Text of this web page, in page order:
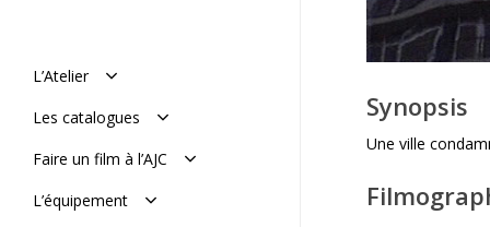
L’Atelier
Manifeste
Histoire : de 1977 à aujourd’hui
L’équipe
Mémoires de l’AJC
Les catalogues
Le catalogue en ligne
Le catalogue vimeo
Faire un film à l’AJC
Soumettre un projet
L’équipement
Synopsis
Une ville